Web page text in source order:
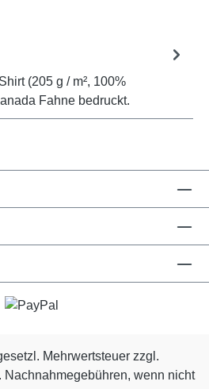
(205 g / m², 100%
Fahne bedruckt.
Mehrwertsteuer zzgl.
Nachnahmegebühren, wenn nicht